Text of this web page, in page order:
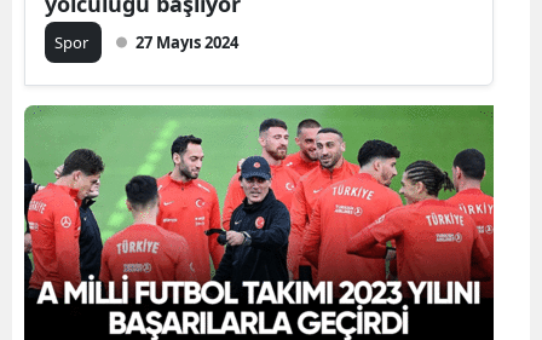
Batman
Şırnak
Bartın
Ardahan
Iğdır
Spor 27 Mayıs 2024